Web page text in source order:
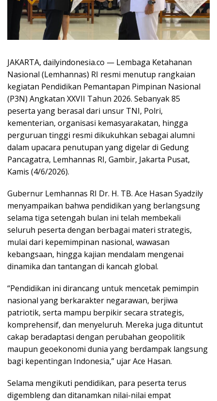
JAKARTA, dailyindonesia.co — Lembaga Ketahanan
Nasional (Lemhannas) RI resmi menutup rangkaian
kegiatan Pendidikan Pemantapan Pimpinan Nasional
(P3N) Angkatan XXVII Tahun 2026. Sebanyak 85
peserta yang berasal dari unsur TNI, Polri,
kementerian, organisasi kemasyarakatan, hingga
perguruan tinggi resmi dikukuhkan sebagai alumni
dalam upacara penutupan yang digelar di Gedung
Pancagatra, Lemhannas RI, Gambir, Jakarta Pusat,
Kamis (4/6/2026).
Gubernur Lemhannas RI Dr. H. TB. Ace Hasan Syadzily
menyampaikan bahwa pendidikan yang berlangsung
selama tiga setengah bulan ini telah membekali
seluruh peserta dengan berbagai materi strategis,
mulai dari kepemimpinan nasional, wawasan
kebangsaan, hingga kajian mendalam mengenai
dinamika dan tantangan di kancah global.
“Pendidikan ini dirancang untuk mencetak pemimpin
nasional yang berkarakter negarawan, berjiwa
patriotik, serta mampu berpikir secara strategis,
komprehensif, dan menyeluruh. Mereka juga dituntut
cakap beradaptasi dengan perubahan geopolitik
maupun geoekonomi dunia yang berdampak langsung
bagi kepentingan Indonesia,” ujar Ace Hasan.
Selama mengikuti pendidikan, para peserta terus
digembleng dan ditanamkan nilai-nilai empat